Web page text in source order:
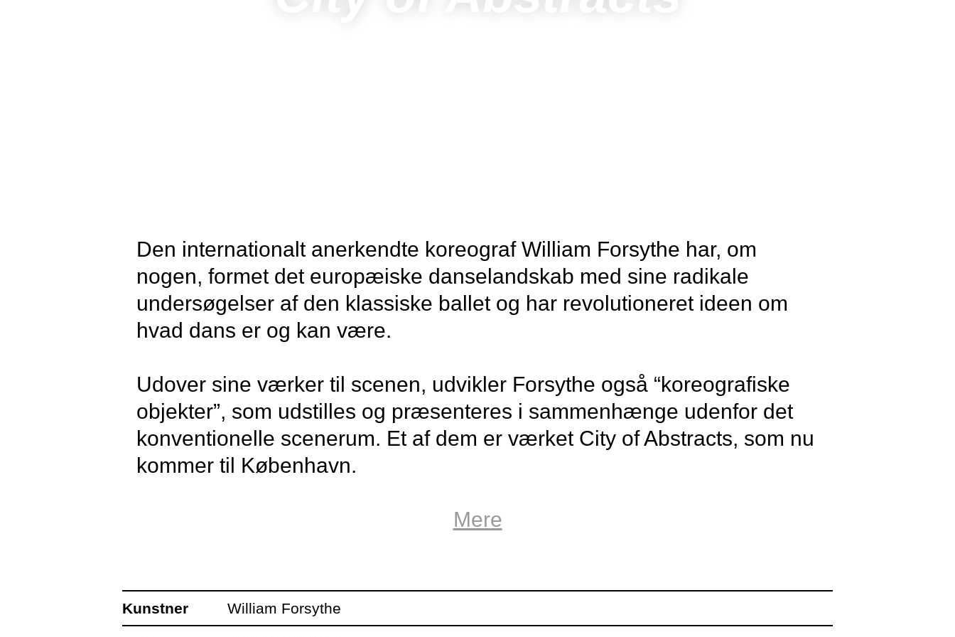
Den internationalt anerkendte koreograf William Forsythe har, om
nogen, formet det europæiske danselandskab med sine radikale
undersøgelser af den klassiske ballet og har revolutioneret ideen om
hvad dans er og kan være.
Udover sine værker til scenen, udvikler Forsythe også “koreografiske
objekter”, som udstilles og præsenteres i sammenhænge udenfor det
konventionelle scenerum. Et af dem er værket City of Abstracts, som nu
kommer til København.
Som en interaktiv videoinstallation ruller City of Abstracts gennem byen
spejler beskuerne i et forvredet kunstnerisk univers, provokerer dem til
at bevæge sig og dermed selv blive koreografiske objekter.
Mere
Kunstner William Forsythe